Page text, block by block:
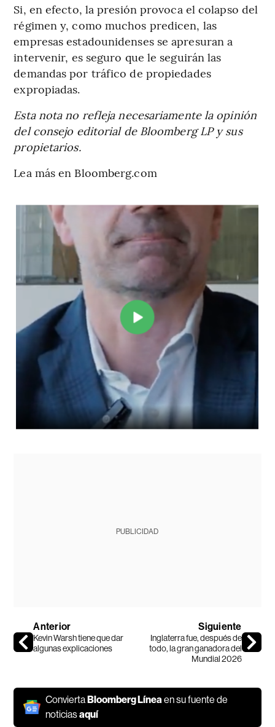
Si, en efecto, la presión provoca el colapso del
régimen y, como muchos predicen, las
empresas estadounidenses se apresuran a
intervenir, es seguro que le seguirán las
demandas por tráfico de propiedades
expropiadas.
Esta nota no refleja necesariamente la opinión
del consejo editorial de Bloomberg LP y sus
propietarios.
Lea más en Bloomberg.com
PUBLICIDAD
Anterior
Kevin Warsh tiene que dar
algunas explicaciones
Siguiente
Inglaterra fue, después de
todo, la gran ganadora del
Mundial 2026
ConviertaBloomberg Línea en su fuente de
noticiasaquí